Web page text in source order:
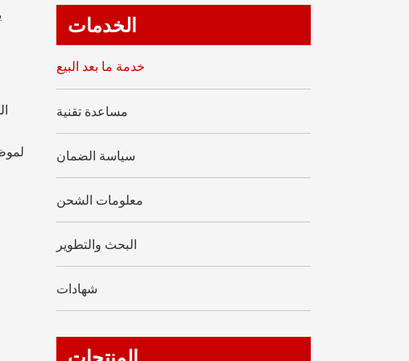
العربية
tiếng việt
ไทย
Nederland
الخدمات
خدمة ما بعد البيع
مساعدة تقنية
سياسة الضمان
معلومات الشحن
البحث والتطوير
شهادات